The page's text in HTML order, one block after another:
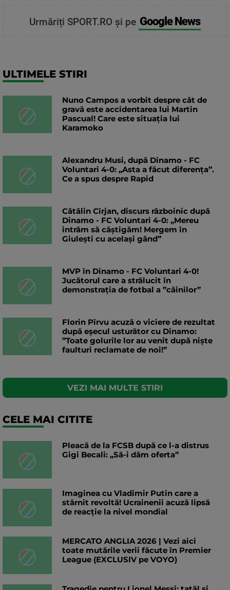
Urmăriți SPORT.RO și pe Google News
ULTIMELE STIRI
Nuno Campos a vorbit despre cât de
gravă este accidentarea lui Martin
Pascual! Care este situația lui
Karamoko
Alexandru Musi, după Dinamo - FC
Voluntari 4-0: „Asta a făcut diferența”.
Ce a spus despre Rapid
Cătălin Cîrjan, discurs războinic după
Dinamo - FC Voluntari 4-0: „Mereu
intrăm să câștigăm! Mergem în
Giulești cu același gând”
MVP în Dinamo - FC Voluntari 4-0!
Jucătorul care a strălucit în
demonstrația de fotbal a ”câinilor”
Florin Pîrvu acuză o viciere de rezultat
după eșecul usturător cu Dinamo:
”Toate golurile lor au venit după niște
faulturi reclamate de noi!”
VEZI MAI MULTE STIRI
CELE MAI CITITE
Pleacă de la FCSB după ce l-a distrus
Gigi Becali: „Să-i dăm oferta”
Imaginea cu Vladimir Putin care a
stârnit revoltă! Ucrainenii acuză lipsă
de reacție la nivel mondial
MERCATO ANGLIA 2026 | Vezi aici
toate mutările verii făcute în Premier
League (EXCLUSIV pe VOYO)